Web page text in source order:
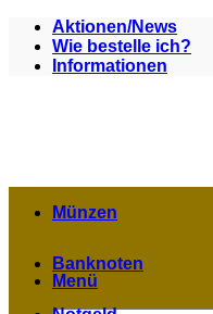
Zum
Inhalt
springen
Aktionen/News
Wie bestelle ich?
Informationen
Menü
Münzen
Banknoten